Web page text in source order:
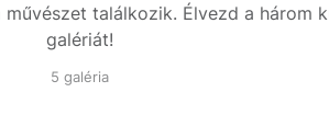
találkozik. Élvezd a három
galériát!
5 galéria